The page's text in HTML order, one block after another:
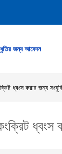
জন্য আবেদন
ধ্বংস করার জন্য